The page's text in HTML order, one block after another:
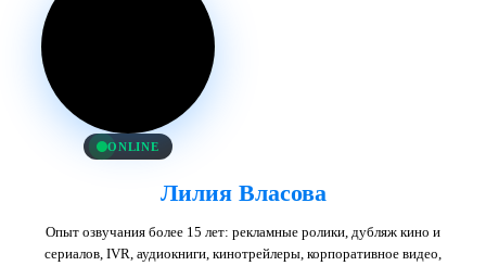
ONLINE
Лилия Власова
Опыт озвучания более 15 лет: рекламные ролики, дубляж кино и
сериалов, IVR, аудиокниги, кинотрейлеры, корпоративное видео,